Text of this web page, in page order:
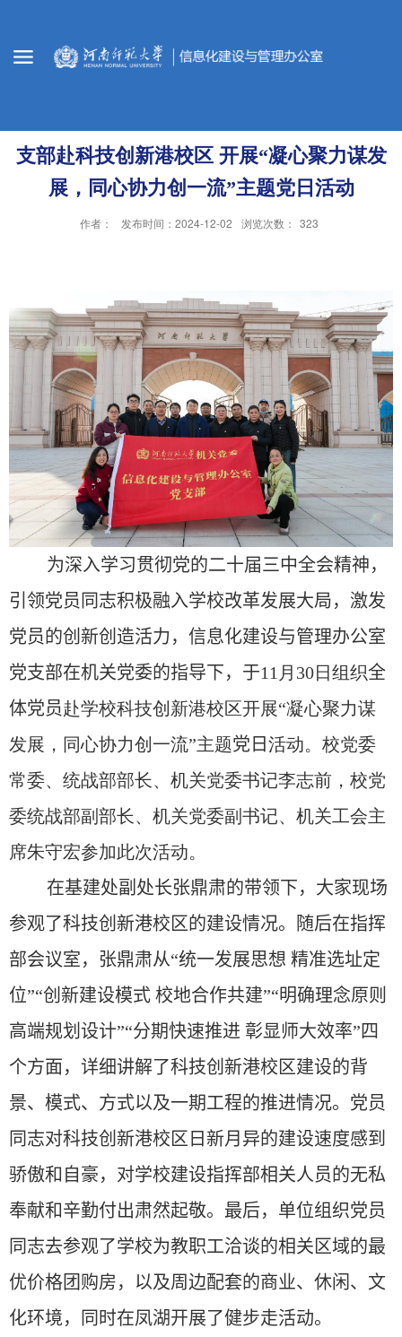
支部赴科技创新港校区 开展“凝心聚力谋发
展，同心协力创一流”主题党日活动
作者： 发布时间：2024-12-02 浏览次数： 323
为深入学习贯彻党的二十届三中全会精神，
引领党员同志积极融入学校改革发展大局，激发
党员的创新创造活力，信息化建设与管理办公室
党支部在机关党委的指导下，于11 月 30日组织全
体党员赴学校科技创新港校区开展“凝心聚力谋
发展，同心协力创一流”主题党日 活动。校党委
常委、统战部部长、机关党委书记李志前，校党
委统战部副部长、机关党委副书记、机关工会主
席朱守宏参加此次活动。
在基建处副处长张鼎肃的带领下，大家现场
参观了科技创新港校区的建设情况。随后在指挥
部会议室，张鼎肃从“统一发展思想 精准选址定
位”“创新建设模式 校地合作共建”“明确理念原则
高端规划设计”“分期快速推进 彰显师大效率”四
个方面，详细讲解了科技创新港校区建设的背
景、模式、方式以及一期工程的推进情况。 党员
同志对科技创新港校区日新月异的建设速度感到
骄傲和自豪，对学校建设指挥部相关人员的无私
奉献和辛勤付出肃然起敬。最后，单位组织党员
同志去参观了学校为教职工洽谈的相关区域的最
优价格团购房，以及周边配套的商业、休闲、文
化环境，同时在凤湖开展了健步走活动。